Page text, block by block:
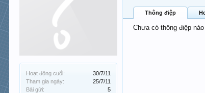
Hoạt động cuối:
30/7/11
Tham gia ngày:
25/7/11
Bài gửi:
5
Thông điệp
Chưa có thông điệp